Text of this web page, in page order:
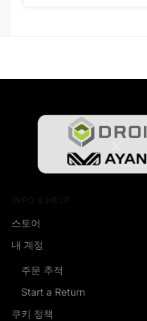
스토어
내 계정
주문 추적
Start a Return
쿠키 정책